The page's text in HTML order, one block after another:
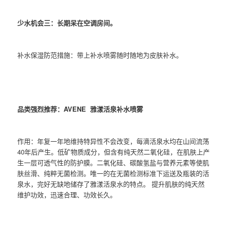
少水机会三：长期呆在空调房间。
补水保湿防范措施：带上补水喷雾随时随地为皮肤补水。
品类强烈推荐：AVENE 雅漾活泉补水喷雾
作用：年复一年地维持特异性不会改变，每滴活泉水均在山间流荡
40年后产生。低矿物质成分，但含有纯天然二氧化硅，在肌肤上产
生一层可透气性的防护膜。二氧化硅、碳酸氢盐与营养元素等使肌
肤丝滑、纯粹无菌检测。唯一的在无菌检测标准下运送及瓶装的活
泉水，完好无缺地储存了雅漾活泉水的特点。 提升肌肤的纯天然
维护功效，迅速合理、功效长久。